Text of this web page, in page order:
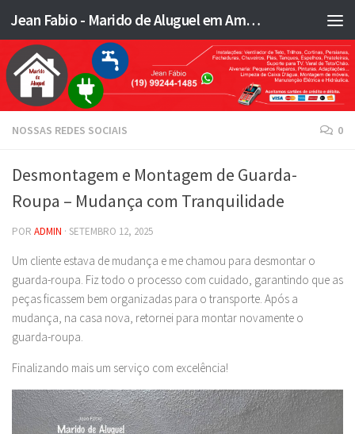
Skip to content Jean Fabio - Marido de Aluguel em Americana SP e região - JFMA
NOSSAS REDES SOCIAIS 0
Desmontagem e Montagem de Guarda-
Roupa – Mudança com Tranquilidade
POR ADMIN · SETEMBRO 12, 2025
Um cliente estava de mudança e me chamou para desmontar o
guarda-roupa. Fiz todo o processo com cuidado, garantindo que as
peças ficassem bem organizadas para o transporte. Após a
mudança, na casa nova, retornei para montar novamente o
guarda-roupa.
Finalizando mais um serviço com excelência!